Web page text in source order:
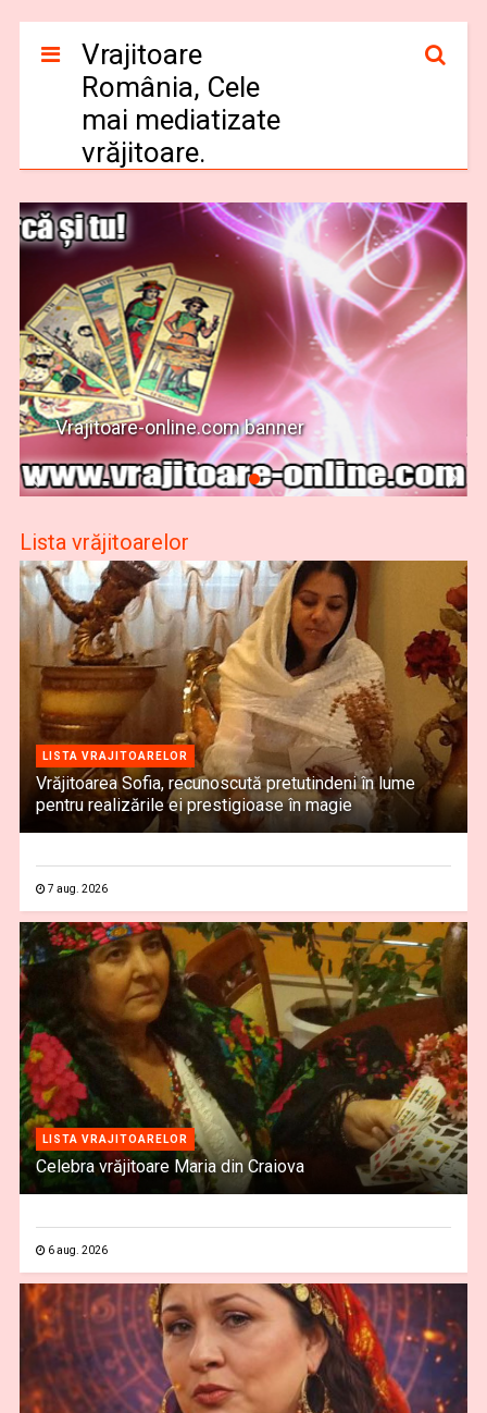
Vrajitoare
România, Cele
mai mediatizate
vrăjitoare.
Vrajitoare-online.com banner
Lista vrăjitoarelor
LISTA VRAJITOARELOR
Vrăjitoarea Sofia, recunoscută pretutindeni în lume
pentru realizările ei prestigioase în magie
7 aug. 2026
LISTA VRAJITOARELOR
Celebra vrăjitoare Maria din Craiova
6 aug. 2026